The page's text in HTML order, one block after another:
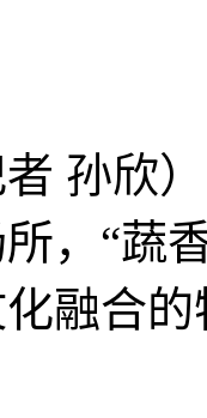
孙欣
，“蔬
融合